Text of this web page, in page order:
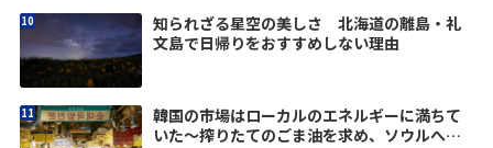
知られざる星空の美しさ 北海道の離島・礼
文島で日帰りをおすすめしない理由
韓国の市場はローカルのエネルギーに満ちて
いた～搾りたてのごま油を求め、ソウルへ